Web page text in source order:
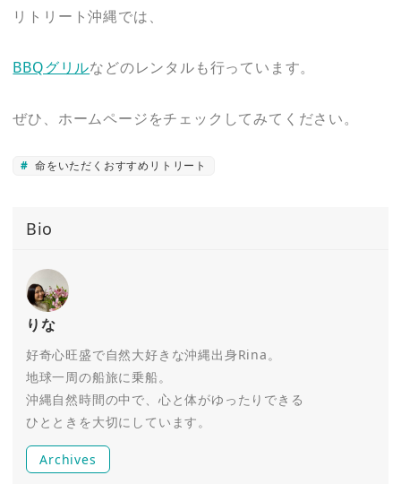
リトリート沖縄では、
BBQグリルなどのレンタルも行っています。
ぜひ、ホームページをチェックしてみてください。
命をいただくおすすめリトリート
Bio
りな
好奇心旺盛で自然大好きな沖縄出身Rina。
地球一周の船旅に乗船。
沖縄自然時間の中で、心と体がゆったりできる
ひとときを大切にしています。
Archives